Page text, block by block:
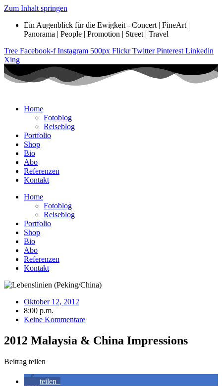
Zum Inhalt springen
Ein Augenblick für die Ewigkeit - Concert | FineArt |
Panorama | People | Promotion | Street | Travel
Tree Facebook-f Instagram 500px Flickr Twitter Pinterest Linkedin
Xing
Home
Fotoblog
Reiseblog
Portfolio
Shop
Bio
Abo
Referenzen
Kontakt
Home
Fotoblog
Reiseblog
Portfolio
Shop
Bio
Abo
Referenzen
Kontakt
Oktober 12, 2012
8:00 p.m.
Keine Kommentare
2012 Malaysia & China Impressions
Beitrag teilen
teilen